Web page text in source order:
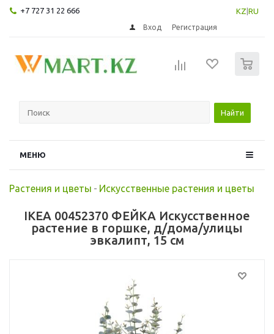
+7 727 31 22 666 KZ RU
Вход Регистрация
Найти
МЕНЮ
Растения и цветы - Искусственные растения и цветы
IKEA 00452370 ФЕЙКА Искусственное
растение в горшке, д/дома/улицы
эвкалипт, 15 см